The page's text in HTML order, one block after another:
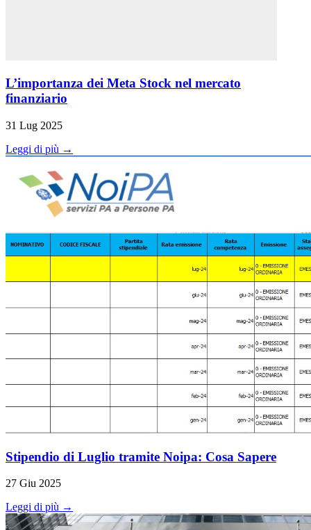
L’importanza dei Meta Stock nel mercato
finanziario
31 Lug 2025
Leggi di più →
Stipendio di Luglio tramite Noipa: Cosa Sapere
27 Giu 2025
Leggi di più →